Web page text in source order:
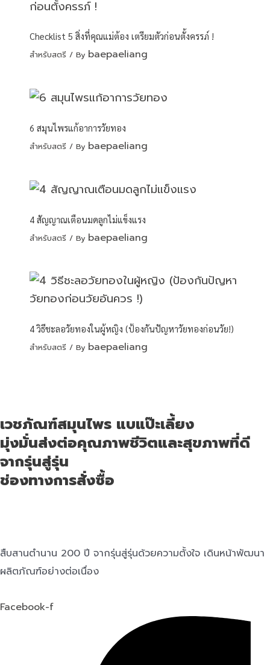
Checklist 5 สิ่งที่คุณแม่ต้อง เตรียมตัวก่อนตั้งครรภ์ !
สำหรับสตรี / By baepaeliang
6 สมุนไพรแก้อาการวัยทอง
สำหรับสตรี / By baepaeliang
4 สัญญาณเตือนมดลูกไม่แข็งแรง
สำหรับสตรี / By baepaeliang
4 วิธีชะลอวัยทองในผู้หญิง (ป้องกันปัญหาวัยทองก่อนวัย!)
สำหรับสตรี / By baepaeliang
เวชภัณฑ์สมุนไพร แบแป๊ะเลี้ยง
มุ่งมั่นส่งต่อคุณภาพชีวิตและสุขภาพที่ดี
จากรุ่นสู่รุ่น
ช่องทางการสั่งซื้อ
สืบสานตำนาน 200 ปี จากรุ่นสู่รุ่นด้วยความตั้งใจ เดินหน้าพัฒนา
ผลิตภัณฑ์อย่างต่อเนื่อง
Facebook-f